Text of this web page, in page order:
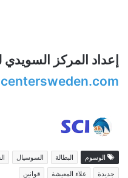
إعداد المركز
الوسوم البطالة السوسيال
جديدة
غلاء المعيشة قوانين